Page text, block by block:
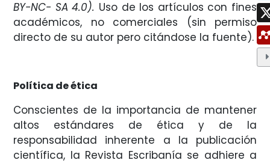
BY-NC- SA 4.0). Uso de los artículos con fines
académicos, no comerciales (sin permiso
directo de su autor pero citándose la fuente).
Política de ética
Conscientes de la importancia de mantener
altos estándares de ética y de la
responsabilidad inherente a la publicación
científica, la Revista Escribanía se adhiere a